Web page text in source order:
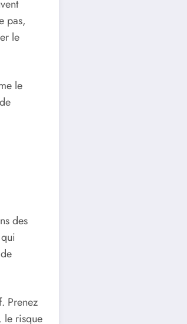
pas,
le
le
des
Prenez
le risque